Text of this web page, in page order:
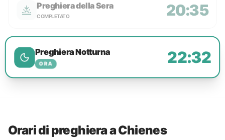
Preghiera della Sera
COMPLETATO 20:35
Preghiera Notturna
ORA 22:32
Orari di preghiera a Chienes